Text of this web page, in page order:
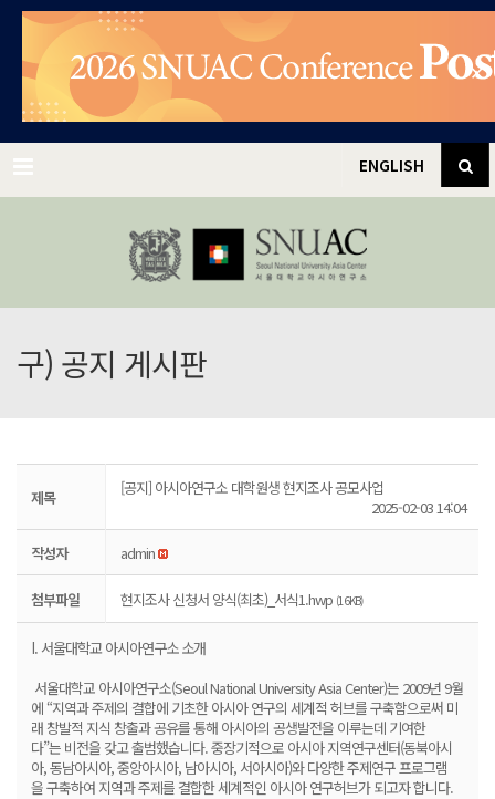
✕
ENGLISH
구) 공지 게시판
제목
[공지] 아시아연구소 대학원생 현지조사 공모사업
2025-02-03 14:04
작성자 admin
첨부파일 현지조사 신청서 양식(최초)_서식1.hwp (16KB)
I. 서울대학교 아시아연구소 소개
서울대학교 아시아연구소(Seoul National University Asia Center)는 2009년 9월
에 “지역과 주제의 결합에 기초한 아시아 연구의 세계적 허브를 구축함으로써 미
래 창발적 지식 창출과 공유를 통해 아시아의 공생발전을 이루는데 기여한
다”는 비전을 갖고 출범했습니다. 중장기적으로 아시아 지역연구센터(동북아시
아, 동남아시아, 중앙아시아, 남아시아, 서아시아)와 다양한 주제연구 프로그램
을 구축하여 지역과 주제를 결합한 세계적인 아시아 연구허브가 되고자 합니다.